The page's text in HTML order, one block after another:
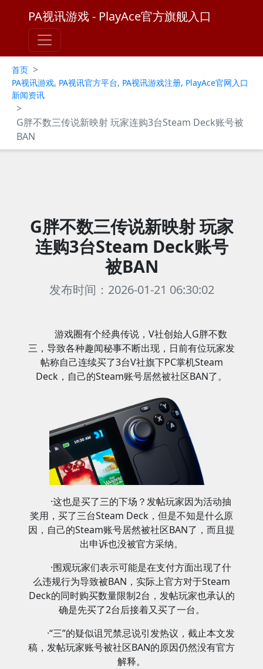
PA视讯游戏 - PlayAce官方旗舰入口
首页 >
PA视讯游戏, PA视讯官方平台, PA视讯游戏注册, PlayAce官网入口
新闻资讯
>
G胖不数三传说新映射 玩家连购3台Steam Deck账号被
BAN
G胖不数三传说新映射 玩家
连购3台Steam Deck账号
被BAN
发布时间：2026-01-21 06:30:02
游戏圈有个经典传说，V社创始人G胖不数
三，导致各种趣闻秘事不断出现，日前有位玩家发
帖称自己连续买了3台V社旗下PC掌机Steam
Deck，自己的Steam账号居然被社区BAN了。
·这也是买了三的下场？发帖玩家因为活动抽
奖用，买了三台Steam Deck，但是不知是什么原
因，自己的Steam账号居然被社区BAN了，而且提
出申诉也没被官方采纳。
·围观玩家们表示可能是在支付方面出现了什
么违规行为导致被BAN，实际上官方对于Steam
Deck的同时购买数量限制2台，发帖玩家也承认的
确是先买了2台后接着又买了一台。
·“三”的疑似诅咒禁忌说引发热议，截止本文发
稿，发帖玩家账号被社区BAN的原因仍然没有官方
解释。